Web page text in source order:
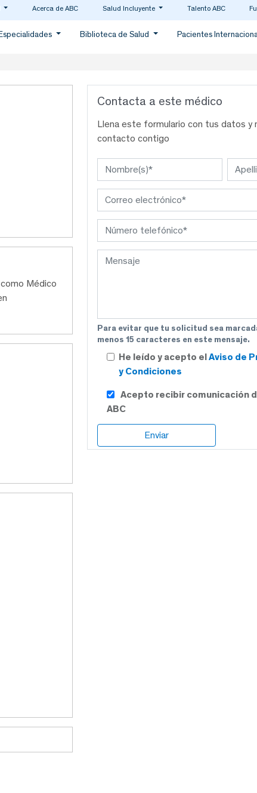
Acerca de ABC Salud Incluyente Talento ABC
Biblioteca de Salud Pacientes
Médico
Contacta a este médico
Llena este formulario con tus datos y
contacto contigo
Para evitar que tu solicitud sea
menos 15 caracteres en este mensaje.
He leído y acepto elAviso de
y Condiciones
Acepto recibir comunicación
ABC